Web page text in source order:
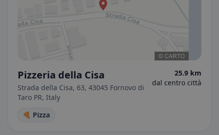
Pizzeria della Cisa
Strada della Cisa, 63, 43045 Fornovo di
Taro PR, Italy
25.9 km
dal centro città
🍕 Pizza